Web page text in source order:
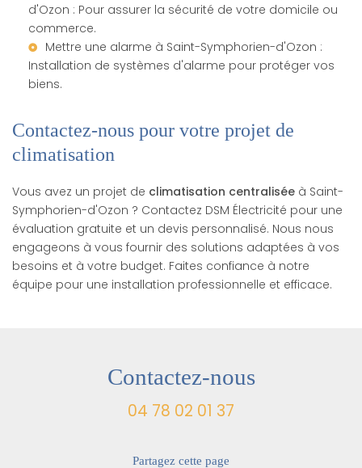
d'Ozon : Pour assurer la sécurité de votre domicile ou
commerce.
Mettre une alarme à Saint-Symphorien-d'Ozon :
Installation de systèmes d'alarme pour protéger vos
biens.
Contactez-nous pour votre projet de
climatisation
Vous avez un projet de climatisation centralisée à Saint-
Symphorien-d'Ozon ? Contactez DSM Électricité pour une
évaluation gratuite et un devis personnalisé. Nous nous
engageons à vous fournir des solutions adaptées à vos
besoins et à votre budget. Faites confiance à notre
équipe pour une installation professionnelle et efficace.
Contactez-nous
04 78 02 01 37
Partagez cette page